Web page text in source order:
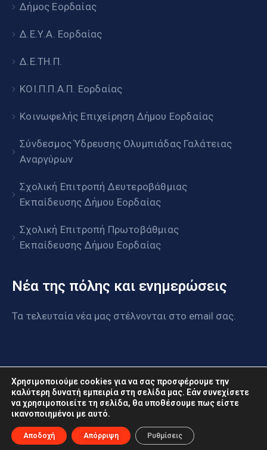
Δήμος Εορδαίας
Δ.Ε.Υ.Α. Εορδαίας
Δ.Ε.ΤΗ.Π.
ΚΟΙ.Π.Π.Α.Π. Εορδαίας
Κοινωφελής Επιχείρηση Δήμου Εορδαίας
Σύνδεσμος Ύδρευσης Ολυμπιάδας Γαλάτειας
Αναργύρων
Σχολική Επιτροπή Δευτεροβάθμιας
Εκπαίδευσης Δήμου Εορδαίας
Σχολική Επιτροπή Πρωτοβάθμιας
Εκπαίδευσης Δήμου Εορδαίας
Νέα της πόλης και ενημερώσεις
Τα τελευταία νέα μας στέλνονται στο email σας.
www.eordaia.gov.gr © 2022. Με επιφύλαξη παντός
δικαιώματος
Χρησιμοποιούμε cookies για να σας προσφέρουμε την
καλύτερη δυνατή εμπειρία στη σελίδα μας. Εάν συνεχίσετε
να χρησιμοποιείτε τη σελίδα, θα υποθέσουμε πως είστε
ικανοποιημένοι με αυτό.
Αποδοχή Απόρριψη Ρυθμίσεις